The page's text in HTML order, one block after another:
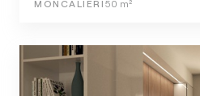
MONCALIERI 50 m²